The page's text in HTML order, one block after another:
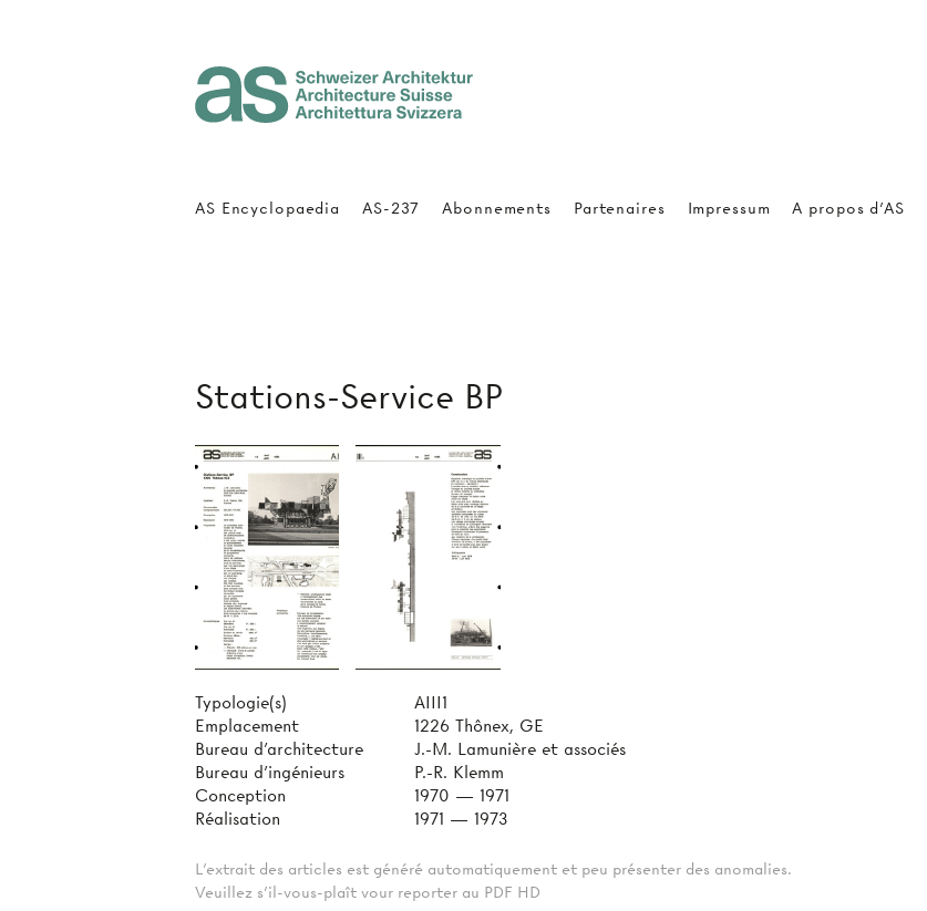
Stations-Service BP
Typologie(s)
AIII1
Emplacement
1226 Thônex, GE
Bureau d'architecture
J.-M. Lamunière et associés
Bureau d'ingénieurs
P.-R. Klemm
Conception
1970 — 1971
Réalisation
1971 — 1973
L'extrait des articles est généré automatiquement et peu présenter des anomalies.
Veuillez s'il-vous-plaît vour reporter au PDF HD
AS Encyclopaedia AS-237 Abonnements Partenaires Impressum A propos d'AS